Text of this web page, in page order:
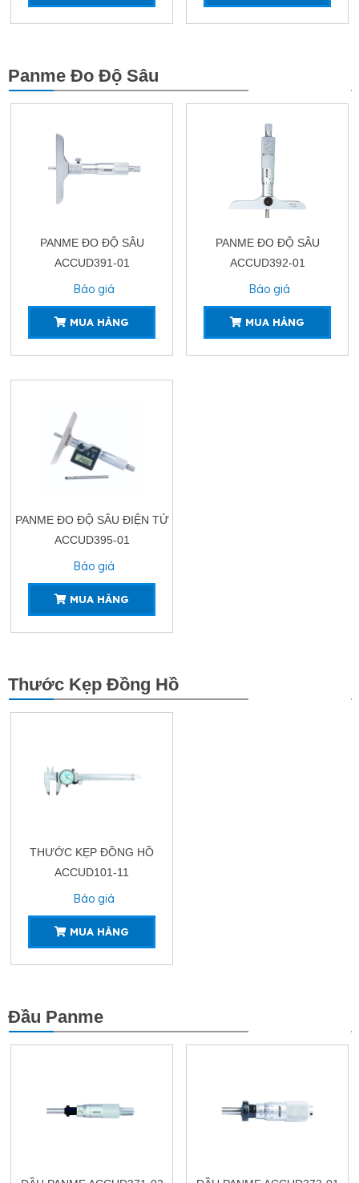
Panme Đo Độ Sâu
PANME ĐO ĐỘ SÂU
ACCUD391-01
Báo giá
MUA HÀNG
PANME ĐO ĐỘ SÂU
ACCUD392-01
Báo giá
MUA HÀNG
PANME ĐO ĐỘ SÂU ĐIỆN TỬ
ACCUD395-01
Báo giá
MUA HÀNG
Thước Kẹp Đồng Hồ
THƯỚC KẸP ĐỒNG HỒ
ACCUD101-11
Báo giá
MUA HÀNG
Đầu Panme